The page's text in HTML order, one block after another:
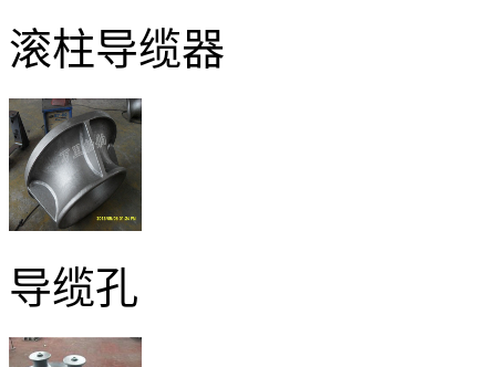
滚柱导缆器
导缆孔